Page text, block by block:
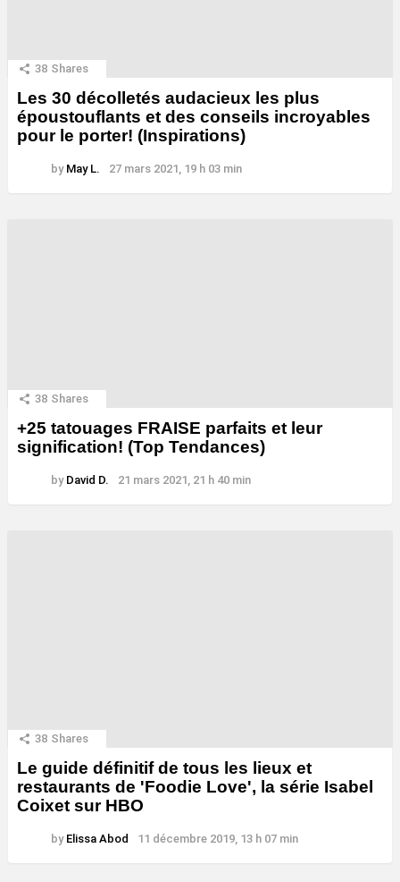
38 Shares
Les 30 décolletés audacieux les plus
époustouflants et des conseils incroyables
pour le porter! (Inspirations)
by May L. 27 mars 2021, 19 h 03 min
38 Shares
+25 tatouages ​​FRAISE parfaits et leur
signification! (Top Tendances)
by David D. 21 mars 2021, 21 h 40 min
38 Shares
Le guide définitif de tous les lieux et
restaurants de 'Foodie Love', la série Isabel
Coixet sur HBO
by Elissa Abod 11 décembre 2019, 13 h 07 min